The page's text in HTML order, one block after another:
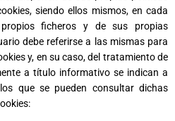
siendo ellos mismos, en cada
ficheros y de sus propias
debe referirse a las mismas para
y, en su caso, del tratamiento de
a título informativo se indican a
que se pueden consultar dichas